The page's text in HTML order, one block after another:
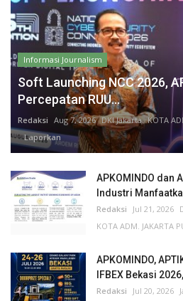
Informasi Journalism
Soft Launching NCC 2026,
Percepatan RUU...
Redaksi Aug 7, 2026 DKI Jakarta KOTA
Laporkan
APKOMINDO dan
Industri
Redaksi Jul 21, 2026
KOTA ADM. JAKARTA
APKOMINDO,
IFBEX Bekasi
Redaksi Jul 20, 2026